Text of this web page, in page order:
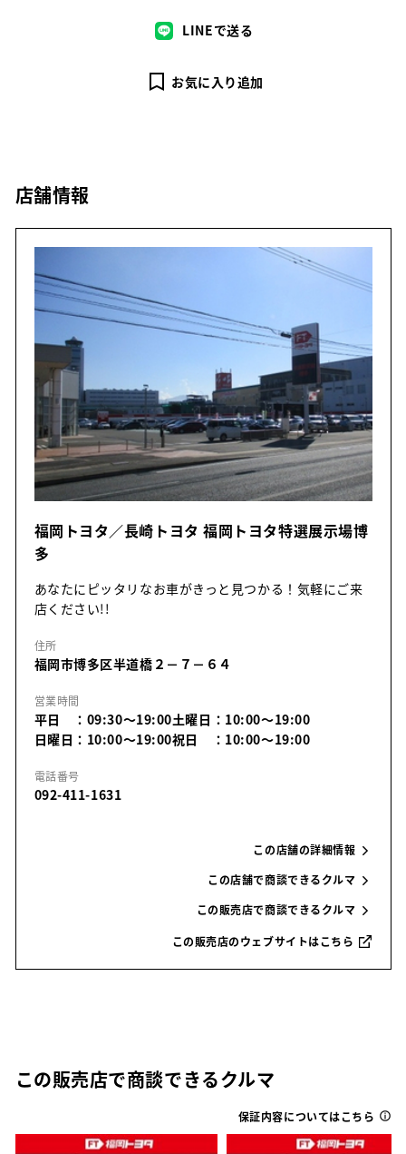
LINEで送る
お気に入り追加
店舗情報
福岡トヨタ／長崎トヨタ 福岡トヨタ特選展示場博
多
あなたにピッタリなお車がきっと見つかる！気軽にご来
店ください!!
住所
福岡市博多区半道橋２－７－６４
営業時間
平日 ：09:30～19:00土曜日：10:00～19:00
日曜日：10:00～19:00祝日 ：10:00～19:00
電話番号
092-411-1631
この店舗の詳細情報
この店舗で商談できるクルマ
この販売店で商談できるクルマ
この販売店のウェブサイトはこちら
この販売店で商談できるクルマ
保証内容についてはこちら